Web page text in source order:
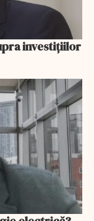
investițiilor